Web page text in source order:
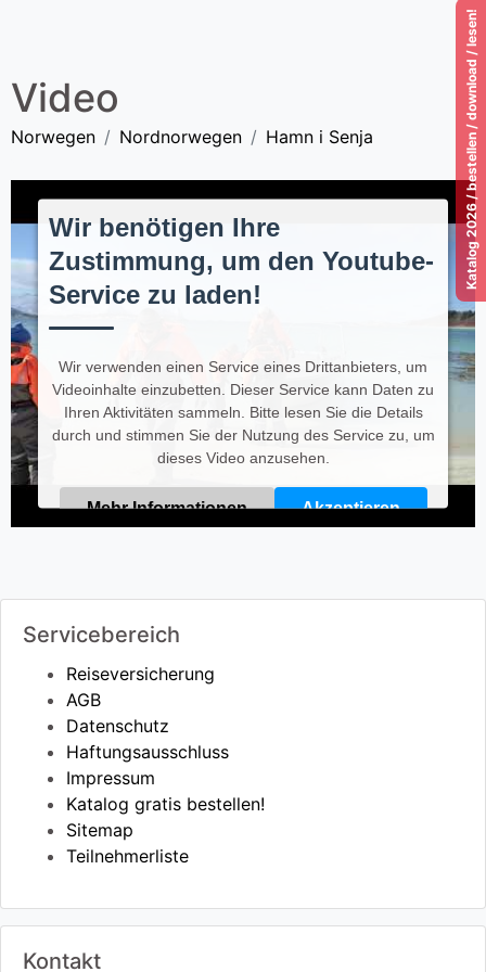
Katalog 2026 / bestellen / download / lesen!
Video
Norwegen Nordnorwegen Hamn i Senja
Wir benötigen Ihre
Zustimmung, um den Youtube-
Service zu laden!
Wir verwenden einen Service eines Drittanbieters, um
Videoinhalte einzubetten. Dieser Service kann Daten zu
Ihren Aktivitäten sammeln. Bitte lesen Sie die Details
durch und stimmen Sie der Nutzung des Service zu, um
dieses Video anzusehen.
Mehr Informationen Akzeptieren
Servicebereich
Reiseversicherung
AGB
Datenschutz
Haftungsausschluss
Impressum
Katalog gratis bestellen!
Sitemap
Teilnehmerliste
Kontakt